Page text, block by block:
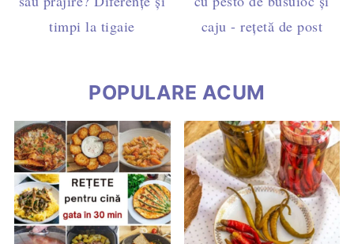
timpi la tigaie
caju - rețetă de post
POPULARE ACUM